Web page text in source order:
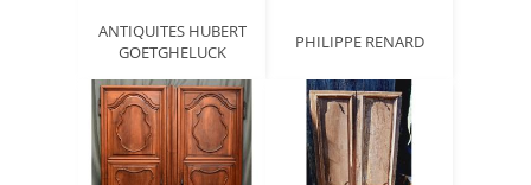
ANTIQUITES HUBERT
GOETGHELUCK
PHILIPPE RENARD